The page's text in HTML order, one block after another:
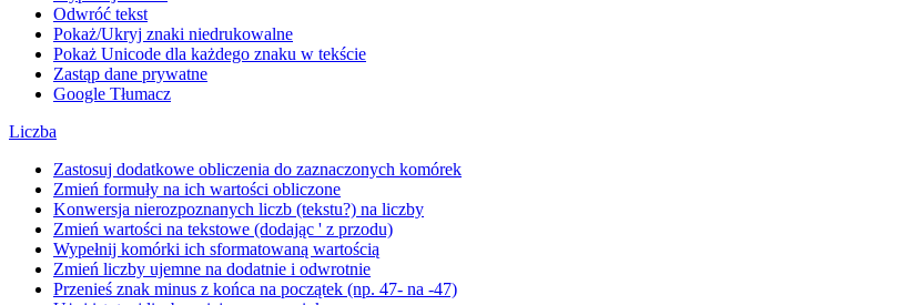
Odwróć tekst
Pokaż/Ukryj znaki niedrukowalne
Pokaż Unicode dla każdego znaku w tekście
Zastąp dane prywatne
Google Tłumacz
Liczba
Zastosuj dodatkowe obliczenia do zaznaczonych komórek
Zmień formuły na ich wartości obliczone
Konwersja nierozpoznanych liczb (tekstu?) na liczby
Zmień wartości na tekstowe (dodając ' z przodu)
Wypełnij komórki ich sformatowaną wartością
Zmień liczby ujemne na dodatnie i odwrotnie
Przenieś znak minus z końca na początek (np. 47- na -47)